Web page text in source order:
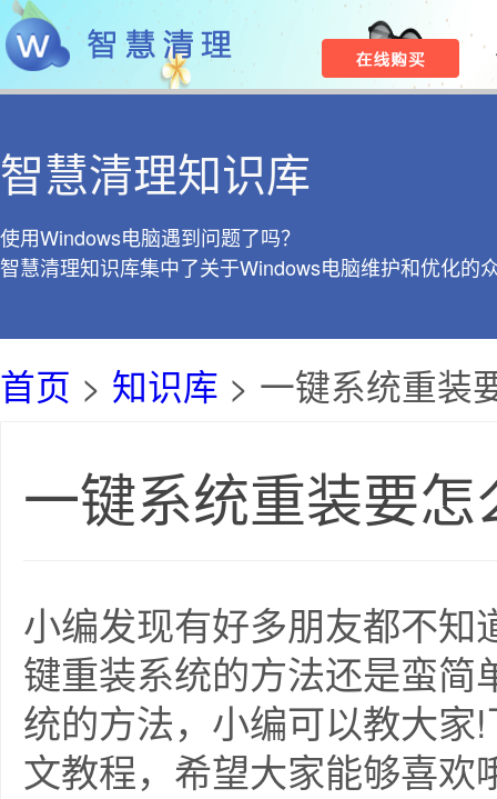
智慧清理知识库
使用Windows电脑遇到问题了吗？
智慧清理知识库集中了关于Windows电脑维护和优化的
首页 > 知识库 > 一键系统重装
一键系统重装要怎
小编发现有好多朋友都不
键重装系统的方法还是蛮
统的方法，小编可以教大
文教程，希望大家能够喜欢